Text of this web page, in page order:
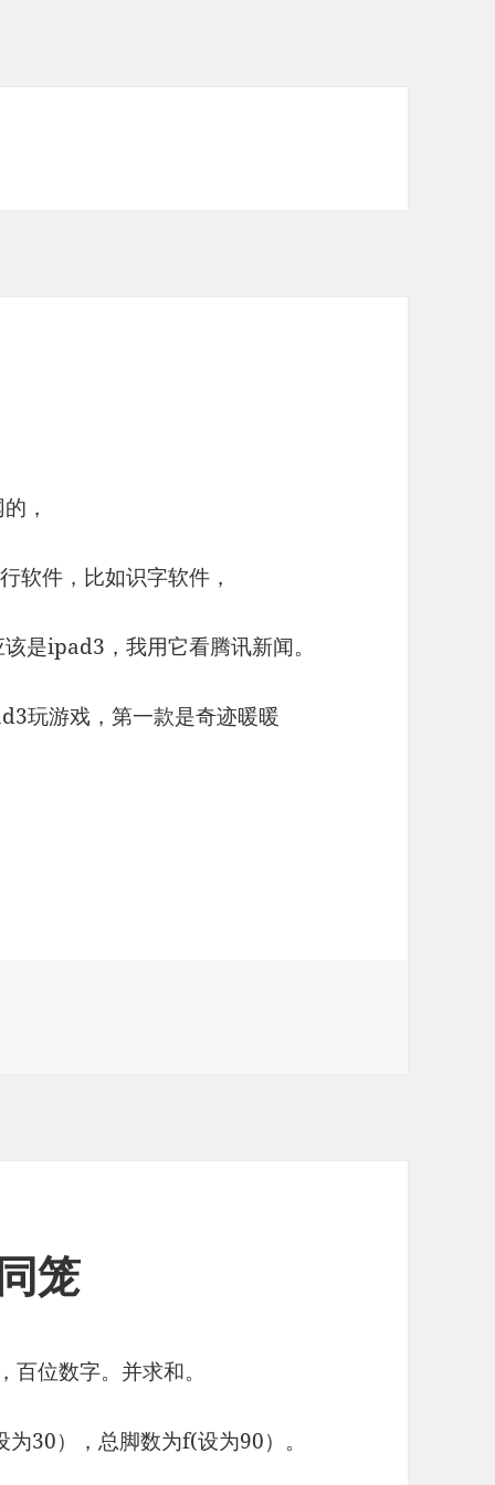
，
软件，比如识字软件，
是ipad3，我用它看腾讯新闻。
玩游戏，第一款是奇迹暖暖
笼
位数字。并求和。
30），总脚数为f(设为90）。